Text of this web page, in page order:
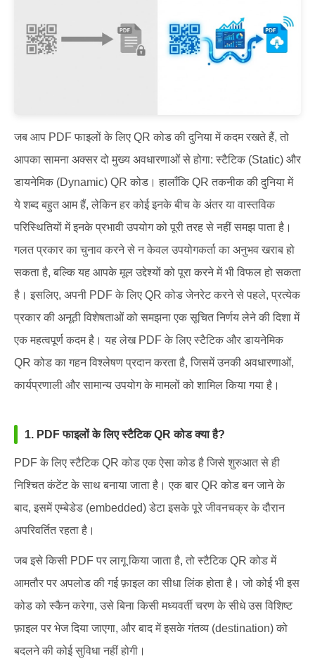
जब आप PDF फाइलों के लिए QR कोड की दुनिया में कदम रखते हैं, तो
आपका सामना अक्सर दो मुख्य अवधारणाओं से होगा: स्टैटिक (Static) और
डायनेमिक (Dynamic) QR कोड। हालाँकि QR तकनीक की दुनिया में
ये शब्द बहुत आम हैं, लेकिन हर कोई इनके बीच के अंतर या वास्तविक
परिस्थितियों में इनके प्रभावी उपयोग को पूरी तरह से नहीं समझ पाता है।
गलत प्रकार का चुनाव करने से न केवल उपयोगकर्ता का अनुभव खराब हो
सकता है, बल्कि यह आपके मूल उद्देश्यों को पूरा करने में भी विफल हो सकता
है। इसलिए, अपनी PDF के लिए QR कोड जेनरेट करने से पहले, प्रत्येक
प्रकार की अनूठी विशेषताओं को समझना एक सूचित निर्णय लेने की दिशा में
एक महत्वपूर्ण कदम है। यह लेख PDF के लिए स्टैटिक और डायनेमिक
QR कोड का गहन विश्लेषण प्रदान करता है, जिसमें उनकी अवधारणाओं,
कार्यप्रणाली और सामान्य उपयोग के मामलों को शामिल किया गया है।
1. PDF फाइलों के लिए स्टैटिक QR कोड क्या है?
PDF के लिए स्टैटिक QR कोड एक ऐसा कोड है जिसे शुरुआत से ही
निश्चित कंटेंट के साथ बनाया जाता है। एक बार QR कोड बन जाने के
बाद, इसमें एम्बेडेड (embedded) डेटा इसके पूरे जीवनचक्र के दौरान
अपरिवर्तित रहता है।
जब इसे किसी PDF पर लागू किया जाता है, तो स्टैटिक QR कोड में
आमतौर पर अपलोड की गई फ़ाइल का सीधा लिंक होता है। जो कोई भी इस
कोड को स्कैन करेगा, उसे बिना किसी मध्यवर्ती चरण के सीधे उस विशिष्ट
फ़ाइल पर भेज दिया जाएगा, और बाद में इसके गंतव्य (destination) को
बदलने की कोई सुविधा नहीं होगी।